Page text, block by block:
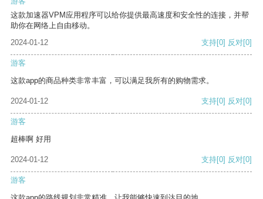
这款加速器VPM应用程序可以给你提供最高速度和安全性的连接，并帮
助你在网络上自由移动。
2024-01-12
支持[0] 反对[0]
游客
这款app的商品种类非常丰富，可以满足我所有的购物需求。
2024-01-12 支持[0] 反对[0]
游客
超棒啊 好用
2024-01-12 支持[0] 反对[0]
游客